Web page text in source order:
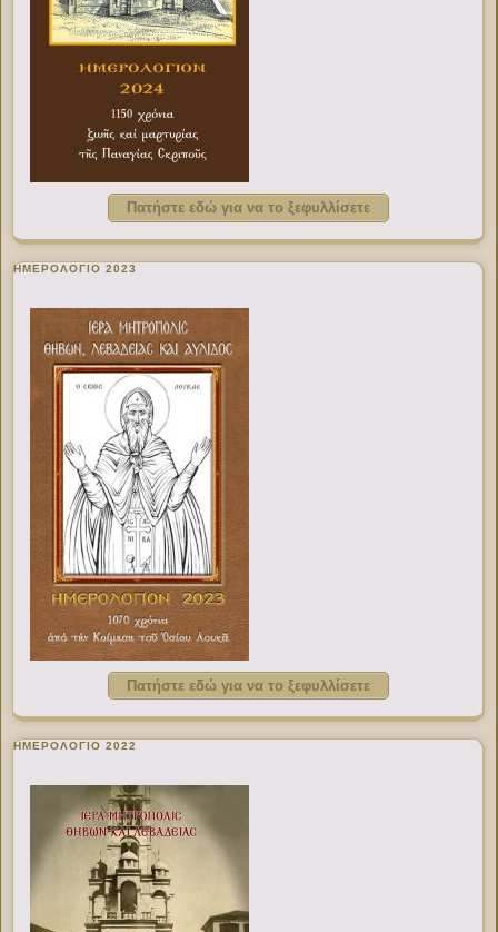
Πατήστε εδώ για να το ξεφυλλίσετε
ΗΜΕΡΟΛΟΓΙΟ 2023
Πατήστε εδώ για να το ξεφυλλίσετε
ΗΜΕΡΟΛΟΓΙΟ 2022